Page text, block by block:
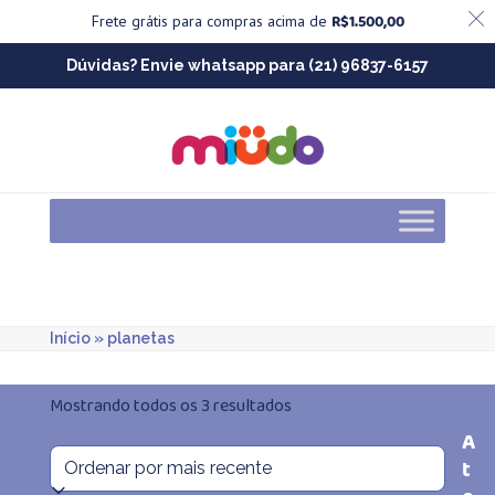
Frete grátis para compras acima de R$1.500,00
Dúvidas? Envie whatsapp para (21) 96837-6157
Início» planetas
Mostrando todos os 3 resultadosClassificado
por
A
t